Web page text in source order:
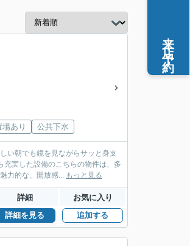
あり 公共下水
い朝でも鏡を見ながらサッと身支
実した設備のこちらの物件は、多
力的な、開放感... もっと見る
詳細 お気に入り
詳細を見る 追加する
来店予約